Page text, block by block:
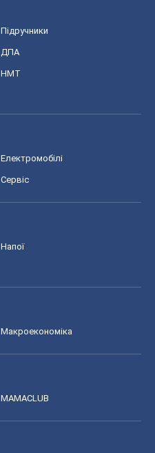
Підручники
ДПА
НМТ
Електромобілі
Сервіс
Напої
Макроекономіка
MAMACLUB